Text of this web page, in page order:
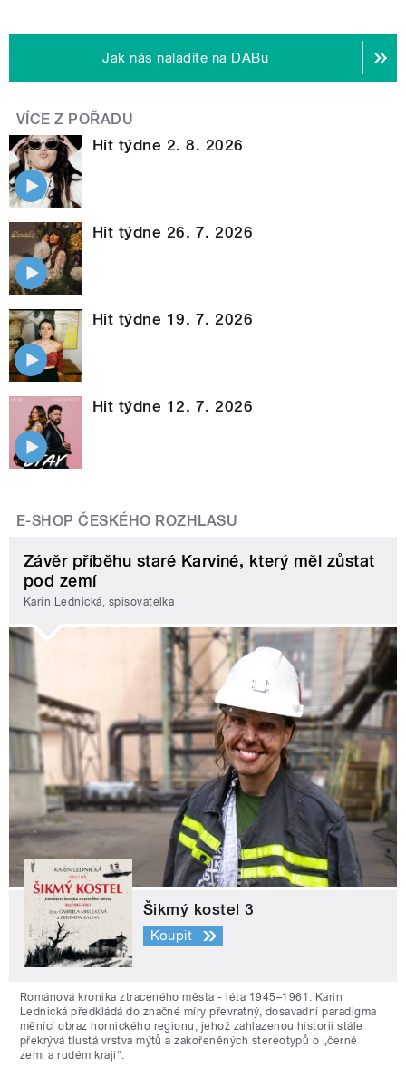
Jak nás naladíte na DABu
VÍCE Z POŘADU
Hit týdne 2. 8. 2026
Hit týdne 26. 7. 2026
Hit týdne 19. 7. 2026
Hit týdne 12. 7. 2026
E-SHOP ČESKÉHO ROZHLASU
Závěr příběhu staré Karviné, který měl zůstat
pod zemí
Karin Lednická, spisovatelka
Šikmý kostel 3
Koupit
Románová kronika ztraceného města - léta 1945–1961. Karin
Lednická předkládá do značné míry převratný, dosavadní paradigma
měnící obraz hornického regionu, jehož zahlazenou historii stále
překrývá tlustá vrstva mýtů a zakořeněných stereotypů o „černé
zemi a rudém kraji“.